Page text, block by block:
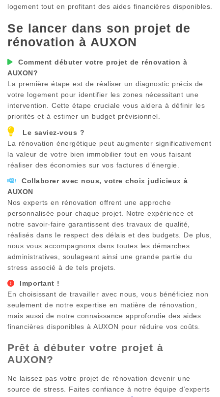
logement tout en profitant des aides financières disponibles.
Se lancer dans son projet de
rénovation à AUXON
Comment débuter votre projet de rénovation à
AUXON?
La première étape est de réaliser un diagnostic précis de
votre logement pour identifier les zones nécessitant une
intervention. Cette étape cruciale vous aidera à définir les
priorités et à estimer un budget prévisionnel.
Le saviez-vous ?
La rénovation énergétique peut augmenter significativement
la valeur de votre bien immobilier tout en vous faisant
réaliser des économies sur vos factures d’énergie.
Collaborer avec nous, votre choix judicieux à
AUXON
Nos experts en rénovation offrent une approche
personnalisée pour chaque projet. Notre expérience et
notre savoir-faire garantissent des travaux de qualité,
réalisés dans le respect des délais et des budgets. De plus,
nous vous accompagnons dans toutes les démarches
administratives, soulageant ainsi une grande partie du
stress associé à de tels projets.
Important !
En choisissant de travailler avec nous, vous bénéficiez non
seulement de notre expertise en matière de rénovation,
mais aussi de notre connaissance approfondie des aides
financières disponibles à AUXON pour réduire vos coûts.
Prêt à débuter votre projet à
AUXON?
Ne laissez pas votre projet de rénovation devenir une
source de stress. Faites confiance à notre équipe d’experts